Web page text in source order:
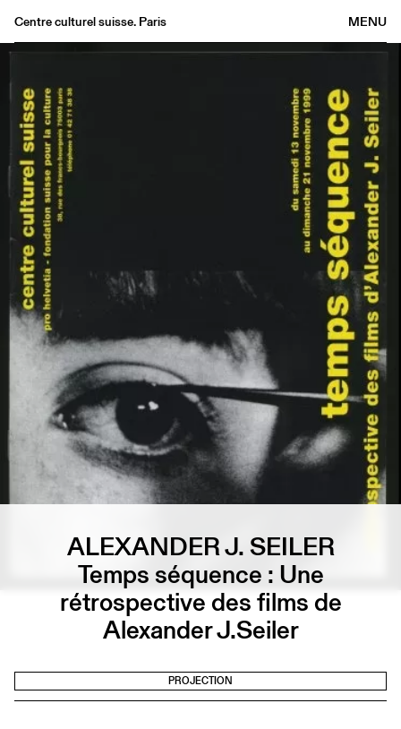
MENU
Centre culturel suisse. Paris
Bookshop
Buvette
Archives
Medias
Publications
About
FR/ EN
ALEXANDER J. SEILER
Temps séquence : Une
rétrospective des films de
Alexander J.Seiler
PROJECTION